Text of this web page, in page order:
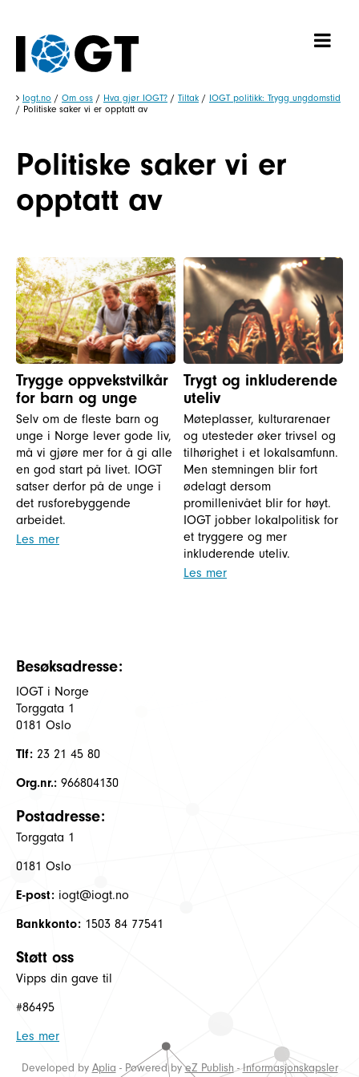
Iogt.no / Om oss / Hva gjør IOGT? / Tiltak / IOGT politikk: Trygg ungdomstid
/ Politiske saker vi er opptatt av
Politiske saker vi er
opptatt av
Trygge oppvekstvilkår
for barn og unge
Selv om de fleste barn og
unge i Norge lever gode liv,
må vi gjøre mer for å gi alle
en god start på livet. IOGT
satser derfor på de unge i
det rusforebyggende
arbeidet.
Les mer
Trygt og inkluderende
uteliv
Møteplasser, kulturarenaer
og utesteder øker trivsel og
tilhørighet i et lokalsamfunn.
Men stemningen blir fort
ødelagt dersom
promillenivået blir for høyt.
IOGT jobber lokalpolitisk for
et tryggere og mer
inkluderende uteliv.
Les mer
Besøksadresse:
IOGT i Norge
Torggata 1
0181 Oslo
Tlf: 23 21 45 80
Org.nr.: 966804130
Postadresse:
Torggata 1
0181 Oslo
E-post: iogt@iogt.no
Bankkonto: 1503 84 77541
Støtt oss
Vipps din gave til
#86495
Les mer
Developed by Aplia - Powered byeZ Publish-Informasjonskapsler